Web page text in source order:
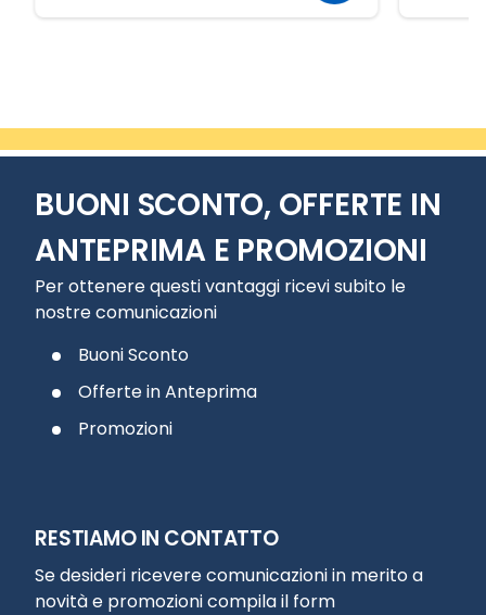
BUONI SCONTO, OFFERTE IN
ANTEPRIMA E PROMOZIONI
Per ottenere questi vantaggi ricevi subito le
nostre comunicazioni
Buoni Sconto
Offerte in Anteprima
Promozioni
RESTIAMO IN CONTATTO
Se desideri ricevere comunicazioni in merito a
novità e promozioni compila il form